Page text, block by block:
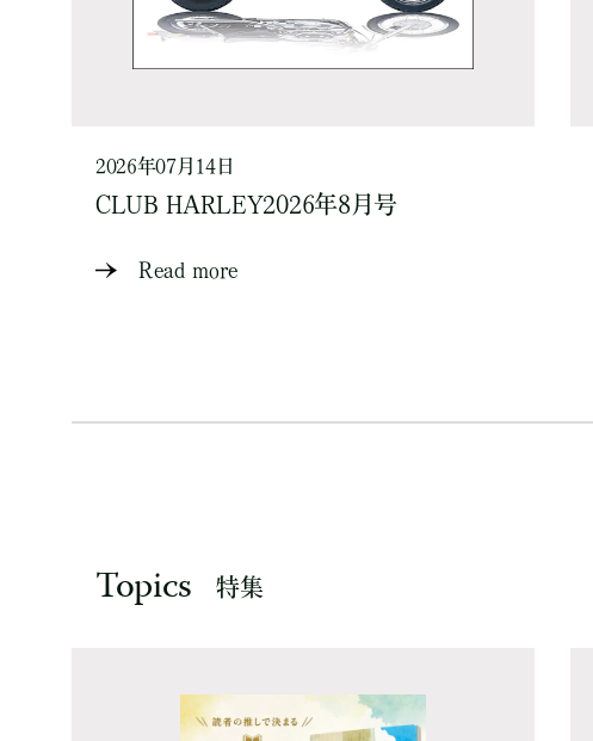
2026年07月14日
CLUB HARLEY2026年8月号
Read more
Topics 特集